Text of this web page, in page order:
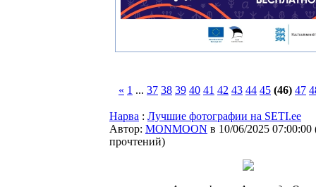
« 1 ... 37 38 39 40 41 42 43 44 45 (46) 47
Нарва : Лучшие фотографии на SETI.ee
Автор: MONMOON в 10/06/2025 07:00:00
прочтений)